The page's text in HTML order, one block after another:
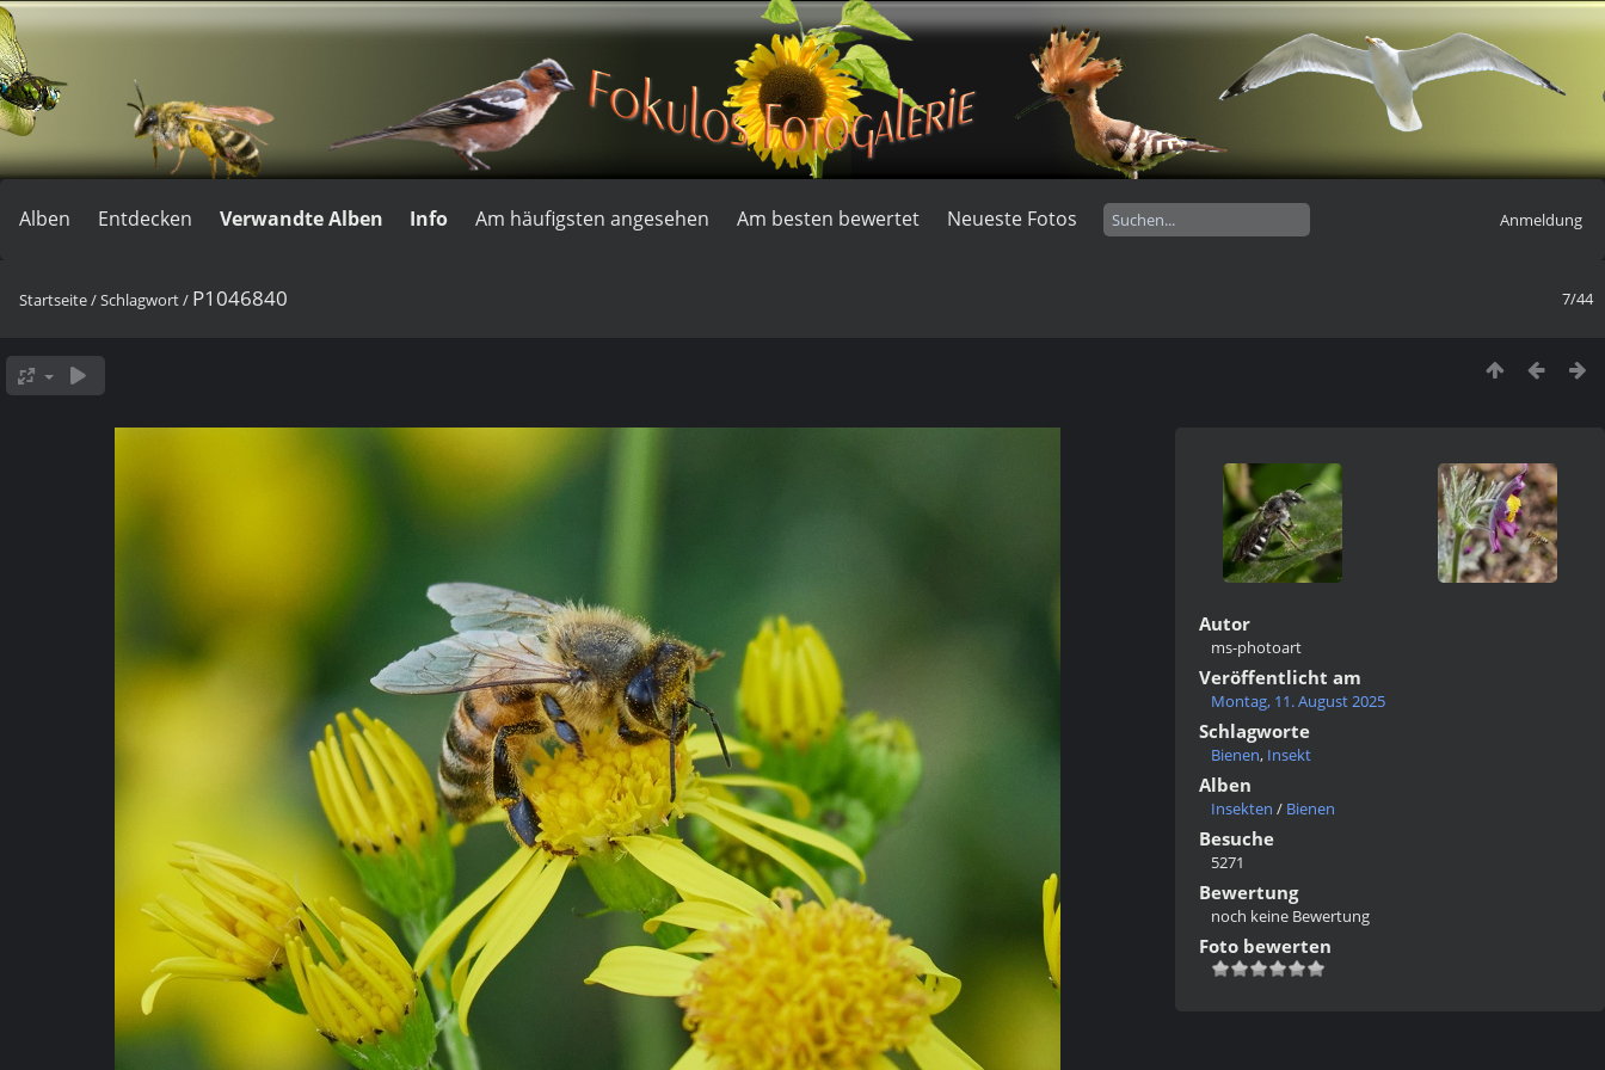
Alben Entdecken Verwandte Alben Info Am häufigsten angesehen Am besten bewertet Neueste Fotos Anmeldung
7/44
Startseite/Schlagwort/ P1046840
Autor
ms-photoart
Veröffentlicht am
Montag, 11. August 2025
Schlagworte
Bienen, Insekt
Alben
Insekten / Bienen
Besuche
5271
Bewertung
noch keine Bewertung
Foto bewerten